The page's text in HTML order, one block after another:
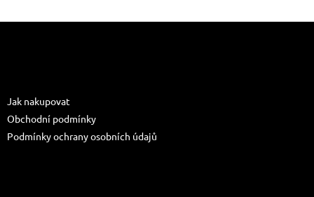
Jak nakupovat
Obchodní podmínky
Podmínky ochrany osobních údajů